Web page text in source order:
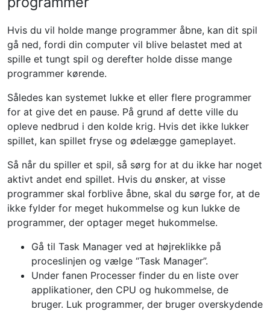
Hvis du vil holde mange programmer åbne, kan dit spil
gå ned, fordi din computer vil blive belastet med at
spille et tungt spil og derefter holde disse mange
programmer kørende.
Således kan systemet lukke et eller flere programmer
for at give det en pause. På grund af dette ville du
opleve nedbrud i den kolde krig. Hvis det ikke lukker
spillet, kan spillet fryse og ødelægge gameplayet.
Så når du spiller et spil, så sørg for at du ikke har noget
aktivt andet end spillet. Hvis du ønsker, at visse
programmer skal forblive åbne, skal du sørge for, at de
ikke fylder for meget hukommelse og kun lukke de
programmer, der optager meget hukommelse.
Gå til Task Manager ved at højreklikke på
proceslinjen og vælge “Task Manager”.
Under fanen Processer finder du en liste over
applikationer, den CPU og hukommelse, de
bruger. Luk programmer, der bruger overskydende